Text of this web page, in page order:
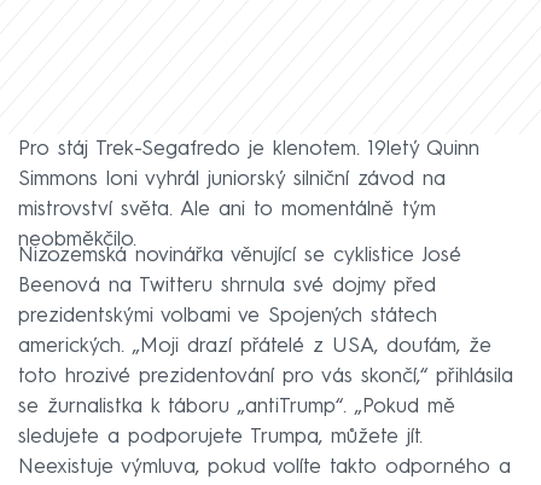
Pro stáj Trek-Segafredo je klenotem. 19letý Quinn
Simmons loni vyhrál juniorský silniční závod na
mistrovství světa. Ale ani to momentálně tým
neobměkčilo.
Nizozemská novinářka věnující se cyklistice José
Beenová na Twitteru shrnula své dojmy před
prezidentskými volbami ve Spojených státech
amerických. „Moji drazí přátelé z USA, doufám, že
toto hrozivé prezidentování pro vás skončí,“ přihlásila
se žurnalistka k táboru „antiTrump“. „Pokud mě
sledujete a podporujete Trumpa, můžete jít.
Neexistuje výmluva, pokud volíte takto odporného a